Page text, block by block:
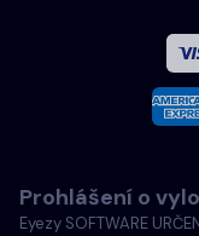
Italština
Português
Prohlášení o
Eyezy SOFTWARE